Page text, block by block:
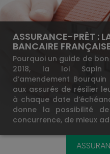
ASSURANCE-PRÊT :
BANCAIRE
Pourquoi un guide de
2018, la loi Sapin
d’amendement
aux assurés de résilier
à chaque date
donne la possibilité
concurrence, de mieux